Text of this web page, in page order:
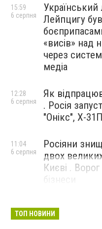
Український
Лейпцигу
«висів» над
через
медіа
15:59
6 серпня
Як
. Росія
"Онікс", Х-
12:28
6 серпня
Росіяни
двох
Києві .
бізнеси
11:04
6 серпня
ТОП НОВИНИ